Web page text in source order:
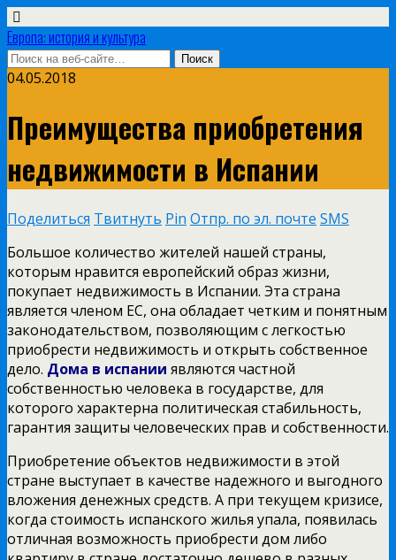
Европа: история и культура
04.05.2018
Преимущества приобретения
недвижимости в Испании
Поделиться Твитнуть Pin Отпр. по эл. почте SMS
Большое количество жителей нашей страны,
которым нравится европейский образ жизни,
покупает недвижимость в Испании. Эта страна
является членом ЕС, она обладает четким и понятным
законодательством, позволяющим с легкостью
приобрести недвижимость и открыть собственное
дело. Дома в испании являются частной
собственностью человека в государстве, для
которого характерна политическая стабильность,
гарантия защиты человеческих прав и собственности.
Приобретение объектов недвижимости в этой
стране выступает в качестве надежного и выгодного
вложения денежных средств. А при текущем кризисе,
когда стоимость испанского жилья упала, появилась
отличная возможность приобрести дом либо